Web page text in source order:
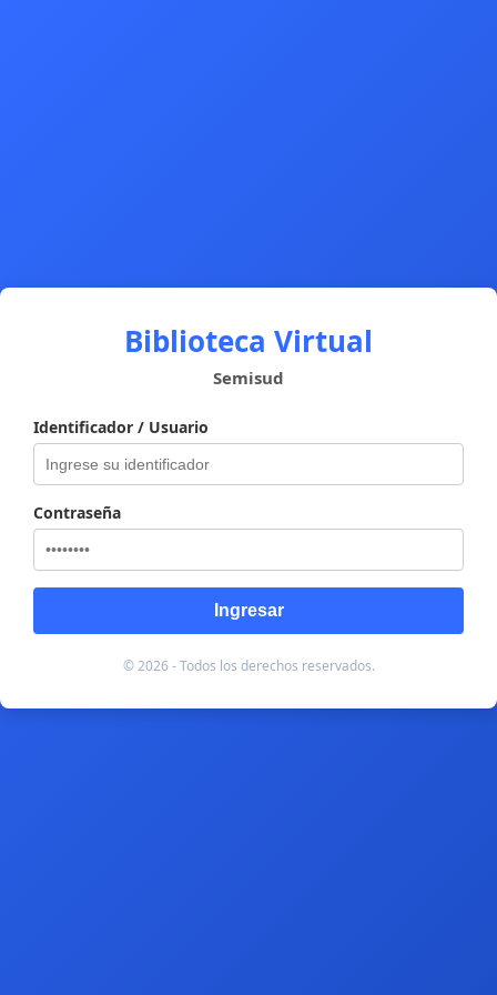
Biblioteca Virtual
Semisud
Identificador / Usuario
Contraseña
Ingresar
© 2026 - Todos los derechos reservados.